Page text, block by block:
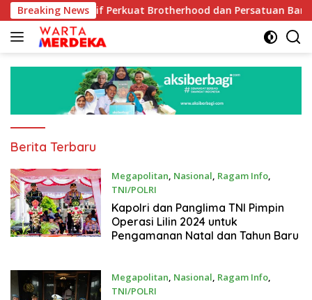
Langsung
ke
konten
Breaking News
Perkuat Brotherhood dan Persatuan Bangsa di Tengah
Warta
Berita Terbaru
Megapolitan, Nasional, Ragam Info,
TNI/POLRI
20 Desember 2024
Kapolri dan Panglima TNI Pimpin
Operasi Lilin 2024 untuk
Pengamanan Natal dan Tahun Baru
Megapolitan, Nasional, Ragam Info,
TNI/POLRI